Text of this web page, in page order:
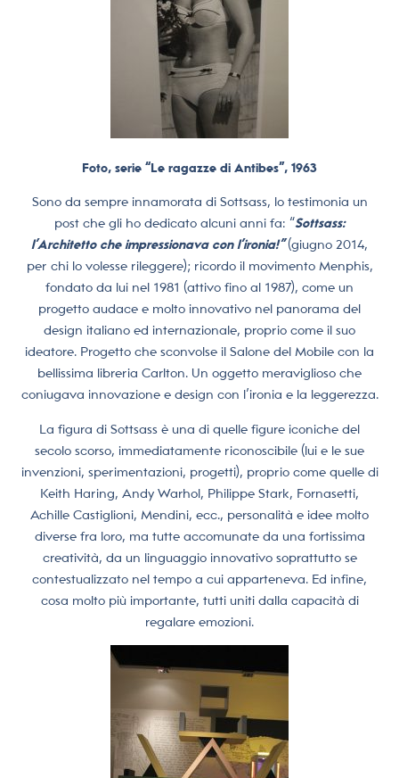
Foto, serie “Le ragazze di Antibes”, 1963
Sono da sempre innamorata di Sottsass, lo testimonia un
post che gli ho dedicato alcuni anni fa: “Sottsass:
l’Architetto che impressionava con l’ironia!”(giugno 2014,
per chi lo volesse rileggere); ricordo il movimento Menphis,
fondato da lui nel 1981 (attivo fino al 1987), come un
progetto audace e molto innovativo nel panorama del
design italiano ed internazionale, proprio come il suo
ideatore. Progetto che sconvolse il Salone del Mobile con la
bellissima libreria Carlton. Un oggetto meraviglioso che
coniugava innovazione e design con l’ironia e la leggerezza.
La figura di Sottsass è una di quelle figure iconiche del
secolo scorso, immediatamente riconoscibile (lui e le sue
invenzioni, sperimentazioni, progetti), proprio come quelle di
Keith Haring, Andy Warhol, Philippe Stark, Fornasetti,
Achille Castiglioni, Mendini, ecc., personalità e idee molto
diverse fra loro, ma tutte accomunate da una fortissima
creatività, da un linguaggio innovativo soprattutto se
contestualizzato nel tempo a cui apparteneva. Ed infine,
cosa molto più importante, tutti uniti dalla capacità di
regalare emozioni.